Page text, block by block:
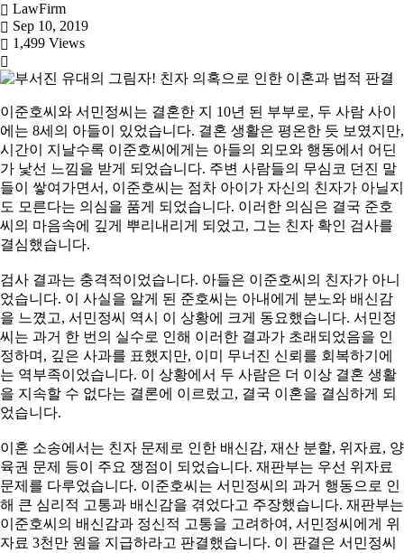
LawFirm
Sep 10, 2019
1,499 Views
이준호씨와 서민정씨는 결혼한 지 10년 된 부부로, 두 사람 사이
에는 8세의 아들이 있었습니다. 결혼 생활은 평온한 듯 보였지만,
시간이 지날수록 이준호씨에게는 아들의 외모와 행동에서 어딘
가 낯선 느낌을 받게 되었습니다. 주변 사람들의 무심코 던진 말
들이 쌓여가면서, 이준호씨는 점차 아이가 자신의 친자가 아닐지
도 모른다는 의심을 품게 되었습니다. 이러한 의심은 결국 준호
씨의 마음속에 깊게 뿌리내리게 되었고, 그는 친자 확인 검사를
결심했습니다.
검사 결과는 충격적이었습니다. 아들은 이준호씨의 친자가 아니
었습니다. 이 사실을 알게 된 준호씨는 아내에게 분노와 배신감
을 느꼈고, 서민정씨 역시 이 상황에 크게 동요했습니다. 서민정
씨는 과거 한 번의 실수로 인해 이러한 결과가 초래되었음을 인
정하며, 깊은 사과를 표했지만, 이미 무너진 신뢰를 회복하기에
는 역부족이었습니다. 이 상황에서 두 사람은 더 이상 결혼 생활
을 지속할 수 없다는 결론에 이르렀고, 결국 이혼을 결심하게 되
었습니다.
이혼 소송에서는 친자 문제로 인한 배신감, 재산 분할, 위자료, 양
육권 문제 등이 주요 쟁점이 되었습니다. 재판부는 우선 위자료
문제를 다루었습니다. 이준호씨는 서민정씨의 과거 행동으로 인
해 큰 심리적 고통과 배신감을 겪었다고 주장했습니다. 재판부는
이준호씨의 배신감과 정신적 고통을 고려하여, 서민정씨에게 위
자료 3천만 원을 지급하라고 판결했습니다. 이 판결은 서민정씨